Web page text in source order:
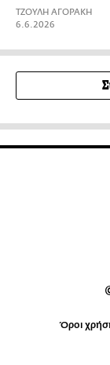
ΤΖΟΥΛΗ ΑΓΟΡΑΚΗ
6.6.2026
Όροι